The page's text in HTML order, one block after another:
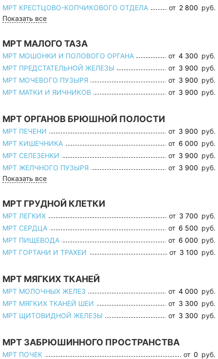
МРТ КРЕСТЦОВО-КОПЧИКОВОГО ОТДЕЛА
от 2 800 руб.
Показать все
МРТ МАЛОГО ТАЗА
МРТ МОШОНКИ И ПОЛОВОГО ОРГАНА от 4 300 руб.
МРТ ПРЕДСТАТЕЛЬНОЙ ЖЕЛЕЗЫ
от 3 900 руб.
МРТ МОЧЕВОГО ПУЗЫРЯ
от 3 900 руб.
МРТ МАТКИ И ЯИЧНИКОВ
от 3 900 руб.
МРТ ОРГАНОВ БРЮШНОЙ ПОЛОСТИ
МРТ ПЕЧЕНИ от 3 900 руб.
МРТ КИШЕЧНИКА
от 6 000 руб.
МРТ СЕЛЕЗЕНКИ
от 3 900 руб.
МРТ ЖЕЛЧНОГО ПУЗЫРЯ
от 3 900 руб.
Показать все
МРТ ГРУДНОЙ КЛЕТКИ
МРТ ЛЕГКИХ от 3 700 руб.
МРТ СЕРДЦА
от 6 500 руб.
МРТ ПИЩЕВОДА
от 6 000 руб.
МРТ ГОРТАНИ И ТРАХЕИ
от 3 100 руб.
МРТ МЯГКИХ ТКАНЕЙ
МРТ МОЛОЧНЫХ ЖЕЛЕЗ от 4 000 руб.
МРТ МЯГКИХ ТКАНЕЙ ШЕИ
от 3 300 руб.
МРТ ЩИТОВИДНОЙ ЖЕЛЕЗЫ
от 3 300 руб.
МРТ ЗАБРЮШИННОГО ПРОСТРАНСТВА
МРТ ПОЧЕК от 0 руб.